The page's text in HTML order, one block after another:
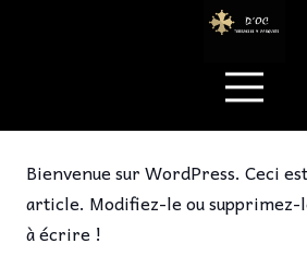
Bienvenue sur WordPress. Ceci
article. Modifiez-le ou supprimez-
à écrire !